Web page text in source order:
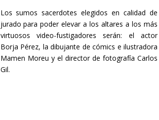
Los sumos sacerdotes elegidos en calidad de
jurado para poder elevar a los altares a los más
virtuosos video-fustigadores serán: el actor
Borja Pérez, la dibujante de cómics e ilustradora
Mamen Moreu y el director de fotografía Carlos
Gil.